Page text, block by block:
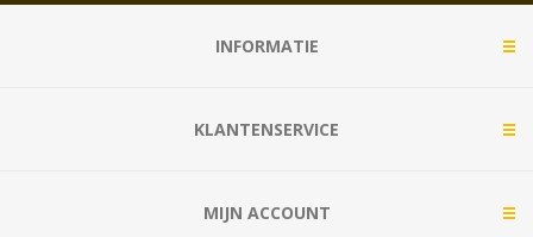
INFORMATIE
KLANTENSERVICE
MIJN ACCOUNT